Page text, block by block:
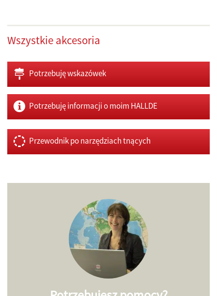
Wszystkie akcesoria
Potrzebuję wskazówek
Potrzebuję informacji o moim HALLDE
Przewodnik po narzędziach tnących